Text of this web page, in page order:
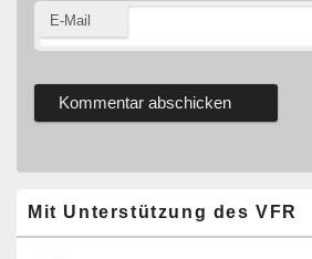
E-Mail
Seitenleisten-
Widgetbereich
Mit Unterstützung des VFR